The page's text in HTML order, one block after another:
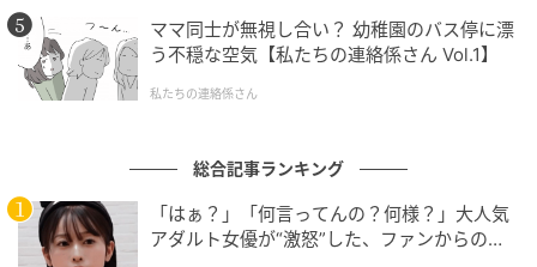
ママ同士が無視し合い？ 幼稚園のバス停に漂
う不穏な空気【私たちの連絡係さん Vol.1】
私たちの連絡係さん
総合記事ランキング
「はぁ？」「何言ってんの？何様？」大人気
アダルト女優が“激怒”した、ファンからの